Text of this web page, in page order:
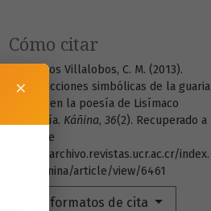
Cómo citar
Villalobos Villalobos, C. M. (2013).
Construcciones simbólicas de la guaria
morada en la poesía de Lisímaco
Chavarría. Káñina, 36(2). Recuperado a
partir de
https://archivo.revistas.ucr.ac.cr/index.
php/kanina/article/view/6461
Más formatos de cita
×